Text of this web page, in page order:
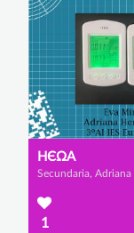
НЄΩΑ
1